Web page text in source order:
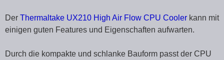
Der Thermaltake UX210 High Air Flow CPU Cooler kann mit
einigen guten Features und Eigenschaften aufwarten.
Durch die kompakte und schlanke Bauform passt der CPU